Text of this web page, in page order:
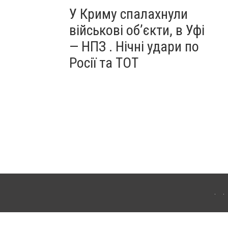
У Криму спалахнули
військові об’єкти, в Уфі
— НПЗ . Нічні удари по
Росії та ТОТ